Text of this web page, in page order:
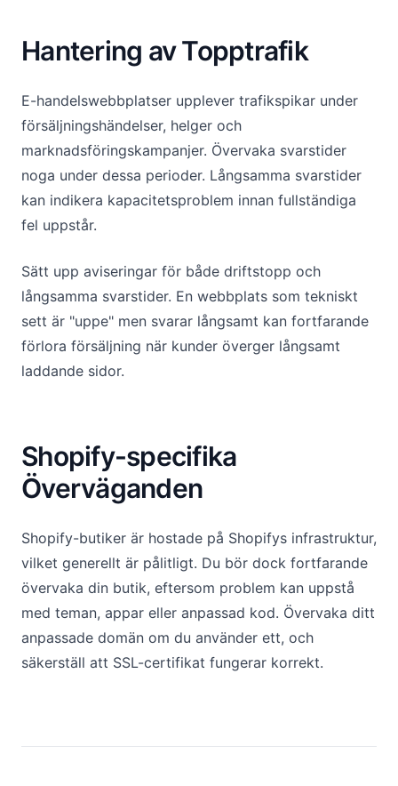
Hantering av Topptrafik
E-handelswebbplatser upplever trafikspikar under
försäljningshändelser, helger och
marknadsföringskampanjer. Övervaka svarstider
noga under dessa perioder. Långsamma svarstider
kan indikera kapacitetsproblem innan fullständiga
fel uppstår.
Sätt upp aviseringar för både driftstopp och
långsamma svarstider. En webbplats som tekniskt
sett är "uppe" men svarar långsamt kan fortfarande
förlora försäljning när kunder överger långsamt
laddande sidor.
Shopify-specifika
Överväganden
Shopify-butiker är hostade på Shopifys infrastruktur,
vilket generellt är pålitligt. Du bör dock fortfarande
övervaka din butik, eftersom problem kan uppstå
med teman, appar eller anpassad kod. Övervaka ditt
anpassade domän om du använder ett, och
säkerställ att SSL-certifikat fungerar korrekt.